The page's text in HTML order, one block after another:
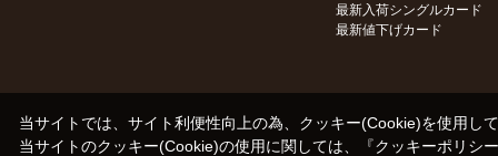
最新入荷シングルカード
最新値下げカード
当サイトでは、サイト利便性向上の為、クッキー(Cookie)を使用し
当サイトのクッキー(Cookie)の使用に関しては、『クッキーポリシー